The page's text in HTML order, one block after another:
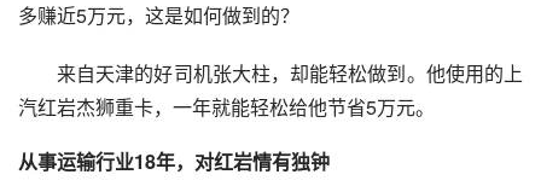
多赚近5万元，这是如何做到的？
来自天津的好司机张大柱，却能轻松做到。他使用的上
汽红岩杰狮重卡，一年就能轻松给他节省5万元。
从事运输行业18年，对红岩情有独钟